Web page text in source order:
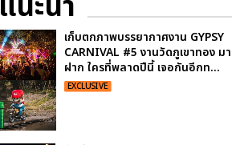
เก็บตกภาพบรรยากาศงาน GYPSY
CARNIVAL #5 งานวัดภูเขาทอง มา
ฝาก ใครที่พลาดปีนี้ เจอกันอีกท...
EXCLUSIVE